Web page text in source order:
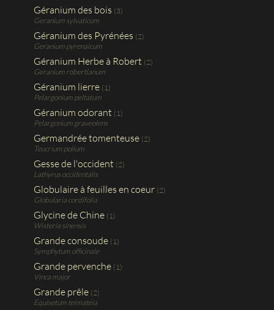
Géranium des bois (3)
Geranium sylvaticum
Géranium des Pyrénées (2)
Geranium pyrenaicum
Géranium Herbe à Robert (2)
Geranium robertianum
Géranium lierre (1)
Pelargonium peltatum
Géranium odorant (1)
Pelargonium graveolens
Germandrée tomenteuse (2)
Teucrium polium
Gesse de l'occident (2)
Lathyrus occidentalis
Globulaire à feuilles en coeur (2)
Globularia cordifolia
Glycine de Chine (1)
Wisteria sinensis
Grande consoude (1)
Symphytum officinale
Grande pervenche (1)
Vinca major
Grande prêle (2)
Equisetum telmateia